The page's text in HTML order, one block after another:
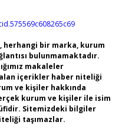
herhangi bir marka, kurum
bulunmamaktadır.
makaleler
içerikler haber niteliği
ve kişiler hakkında
kurum ve kişiler ile isim
Sitemizdeki bilgiler
taşımazlar.